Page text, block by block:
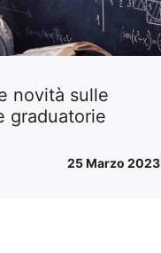
novità sulle
graduatorie
25 Marzo 2023